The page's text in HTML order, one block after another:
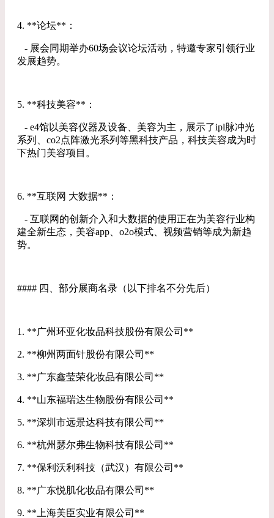
4. **论坛**：
- 展会同期举办60场会议论坛活动，特邀专家引领行业
发展趋势。
5. **科技美容**：
- e4馆以美容仪器及设备、美容为主，展示了ipl脉冲光
系列、co2点阵激光系列等黑科技产品，科技美容成为时
下热门美容项目。
6. **互联网 大数据**：
- 互联网的创新介入和大数据的使用正在为美容行业构
建全新生态，美容app、o2o模式、视频营销等成为新趋
势。
#### 四、部分展商名录（以下排名不分先后）
1. **广州环亚化妆品科技股份有限公司**
2. **柳州两面针股份有限公司**
3. **广东鑫莹荣化妆品有限公司**
4. **山东福瑞达生物股份有限公司**
5. **深圳市远景达科技有限公司**
6. **杭州瑟尔弗生物科技有限公司**
7. **保利沃利科技（武汉）有限公司**
8. **广东悦肌化妆品有限公司**
9. **上海美臣实业有限公司**